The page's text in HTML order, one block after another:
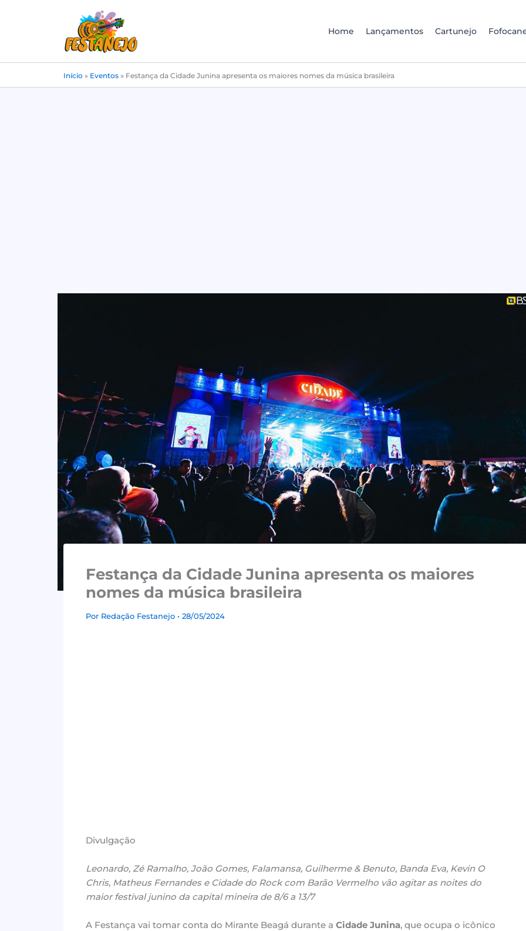
Home Lançamentos Cartunejo
Início » Eventos » Festança da Cidade Junina apresenta os maiores nomes da música brasileira
Festança da Cidade Junina apresenta os maiores
nomes da música brasileira
Por Redação Festanejo • 28/05/2024
Divulgação
Leonardo, Zé Ramalho, João Gomes, Falamansa, Guilherme & Benuto, Banda Eva, Kevin O
Chris, Matheus Fernandes e Cidade do Rock com Barão Vermelho vão agitar as noites do
maior festival junino da capital mineira de 8/6 a 13/7
A Festança vai tomar conta do Mirante Beagá durante a Cidade Junina, que ocupa o icônico